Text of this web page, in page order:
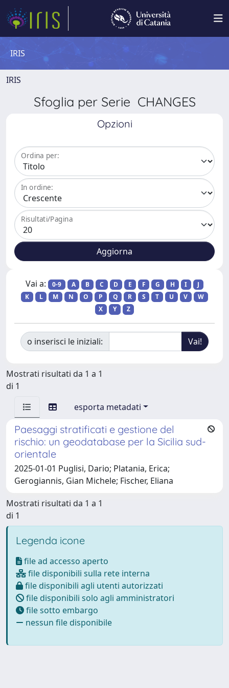
IRIS
IRIS
Sfoglia per Serie CHANGES
Opzioni
Ordina per:
In ordine:
Risultati/Pagina
Vai a: 0-9 A B C D E F G H I
J
K
L M N O P Q R S T U V
W
X
Y Z
o inserisci le iniziali:
Mostrati risultati da 1 a 1
di 1
esporta metadati
Paesaggi stratificati e gestione del
rischio: un geodatabase per la Sicilia sud-
orientale
2025-01-01 Puglisi, Dario; Platania, Erica;
Gerogiannis, Gian Michele; Fischer, Eliana
Mostrati risultati da 1 a 1
di 1
Legenda icone
file ad accesso aperto
file disponibili sulla rete interna
file disponibili agli utenti autorizzati
file disponibili solo agli amministratori
file sotto embargo
nessun file disponibile